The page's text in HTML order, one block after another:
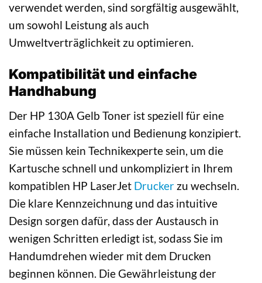
verwendet werden, sind sorgfältig ausgewählt,
um sowohl Leistung als auch
Umweltverträglichkeit zu optimieren.
Kompatibilität und einfache
Handhabung
Der HP 130A Gelb Toner ist speziell für eine
einfache Installation und Bedienung konzipiert.
Sie müssen kein Technikexperte sein, um die
Kartusche schnell und unkompliziert in Ihrem
kompatiblen HP LaserJet Drucker zu wechseln.
Die klare Kennzeichnung und das intuitive
Design sorgen dafür, dass der Austausch in
wenigen Schritten erledigt ist, sodass Sie im
Handumdrehen wieder mit dem Drucken
beginnen können. Die Gewährleistung der